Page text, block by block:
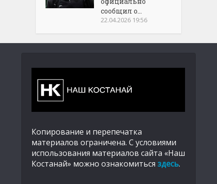
сообщил о...
22.04.2026 19:56
Копирование и перепечатка
материалов ограничена. С условиями
использования материалов сайта «Наш
Костанай» можно ознакомиться здесь.